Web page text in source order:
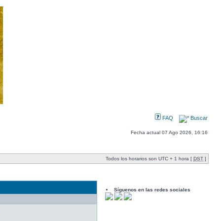
FAQ Buscar
Fecha actual 07 Ago 2026, 16:16
Todos los horarios son UTC + 1 hora [ DST ]
Síguenos en las redes sociales